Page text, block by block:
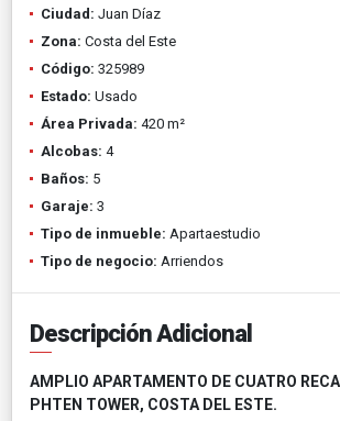
Ciudad: Juan Díaz
Zona: Costa del Este
Código: 325989
Estado: Usado
Área Privada: 420 m²
Alcobas: 4
Baños: 5
Garaje: 3
Tipo de inmueble: Apartaestudio
Tipo de negocio: Arriendos
Descripción Adicional
AMPLIO APARTAMENTO DE CUATRO
PHTEN TOWER, COSTA DEL ESTE.